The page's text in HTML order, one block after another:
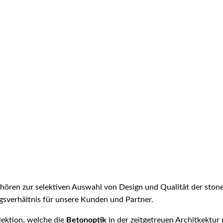
zur selektiven Auswahl von Design und Qualität der
für unsere Kunden und Partner.
welche die Betonoptik in der zeitgetreuen